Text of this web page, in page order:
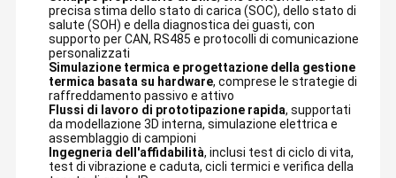
pacchetto della batteria del fuco
batteria al litio su ordinazione
Batteria al litio ad alta tensione
Batteria a stato solido
Batteria dello ione del sodio
precisa stima dello stato di carica (SOC), dello stato di
salute (SOH) e della diagnostica dei guasti, con
supporto per CAN, RS485 e protocolli di comunicazione
personalizzati
Simulazione termica e progettazione della gestione
termica basata su hardware, comprese le strategie di
raffreddamento passivo e attivo
Flussi di lavoro di prototipazione rapida, supportati
da modellazione 3D interna, simulazione elettrica e
assemblaggio di campioni
Ingegneria dell'affidabilità, inclusi test di ciclo di vita,
test di vibrazione e caduta, cicli termici e verifica della